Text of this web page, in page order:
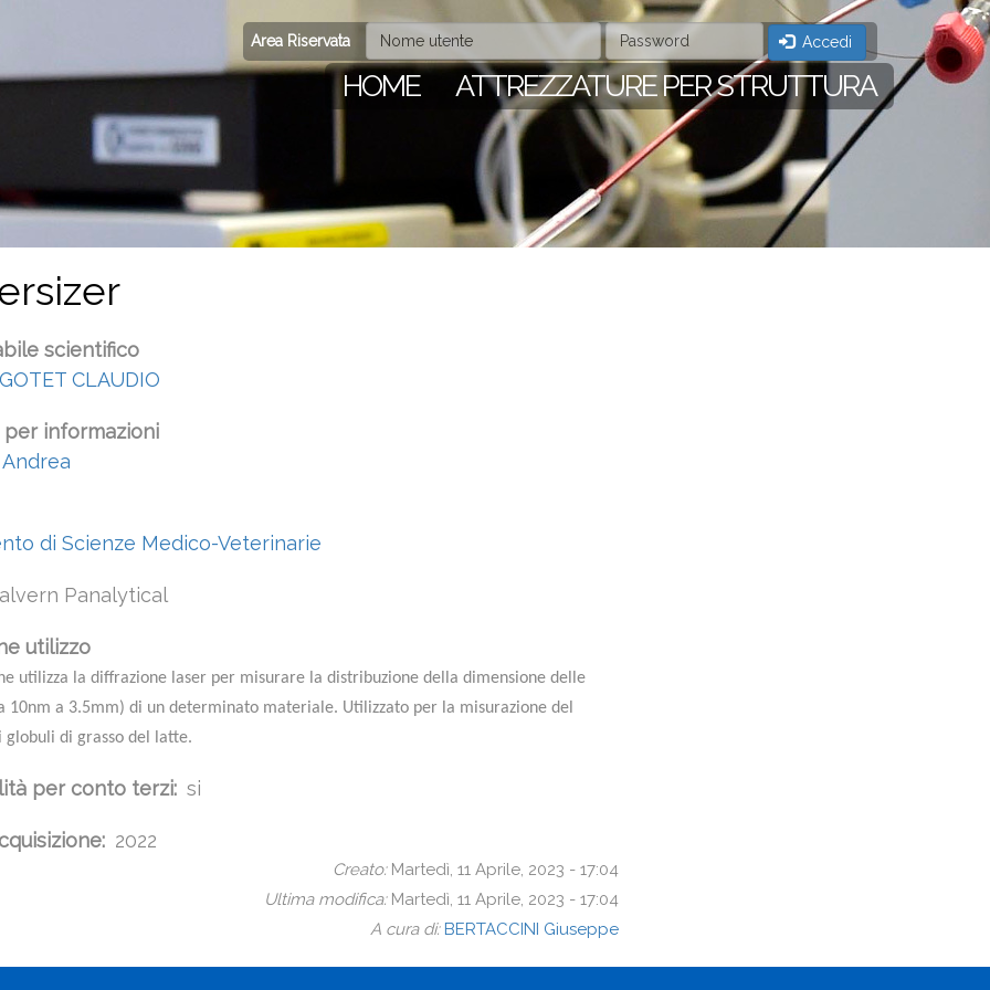
Area Riservata Accedi
HOME ATTREZZATURE PER STRUTTURA
scientifico
CLAUDIO
informazioni
di Scienze Medico-Veterinarie
Panalytical
utilizzo
utilizza la diffrazione laser per misurare la distribuzione della dimensione delle
10nm a 3.5mm) di un determinato materiale. Utilizzato per la misurazione del
globuli di grasso del latte.
per conto terzi si
2022
Creato: Martedì, 11 Aprile, 2023 - 17:04
Ultima modifica: Martedì, 11 Aprile, 2023 - 17:04
A cura di: BERTACCINI Giuseppe